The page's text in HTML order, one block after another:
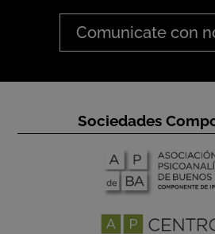
Comunicate con
Sociedades